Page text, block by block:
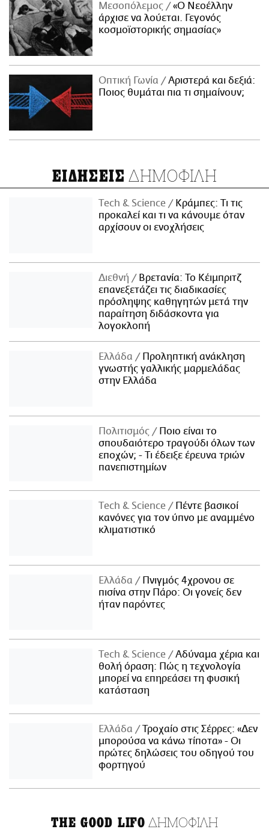
Μεσοπόλεμος
«Ο Νεοέλλην
άρχισε να λούεται. Γεγονός
κοσμοϊστορικής σημασίας»
Οπτική Γωνία
Αριστερά και δεξιά:
Ποιος θυμάται πια τι σημαίνουν;
ΕΙΔΗΣΕΙΣ ΔΗΜΟΦΙΛΗ
Τech & Science
Κράμπες: Τι τις
προκαλεί και τι να κάνουμε όταν
αρχίσουν οι ενοχλήσεις
Διεθνή
Βρετανία: Το Κέιμπριτζ
επανεξετάζει τις διαδικασίες
πρόσληψης καθηγητών μετά την
παραίτηση διδάσκοντα για
λογοκλοπή
Ελλάδα
Προληπτική ανάκληση
γνωστής γαλλικής μαρμελάδας
στην Ελλάδα
Πολιτισμός
Ποιο είναι το
σπουδαιότερο τραγούδι όλων των
εποχών; - Τι έδειξε έρευνα τριών
πανεπιστημίων
Τech & Science
Πέντε βασικοί
κανόνες για τον ύπνο με αναμμένο
κλιματιστικό
Ελλάδα
Πνιγμός 4χρονου σε
πισίνα στην Πάρο: Οι γονείς δεν
ήταν παρόντες
Τech & Science
Αδύναμα χέρια και
θολή όραση: Πώς η τεχνολογία
μπορεί να επηρεάσει τη φυσική
κατάσταση
Ελλάδα
Τροχαίο στις Σέρρες: «Δεν
μπορούσα να κάνω τίποτα» - Οι
πρώτες δηλώσεις του οδηγού του
φορτηγού
THE GOOD LIFO ΔΗΜΟΦΙΛΗ